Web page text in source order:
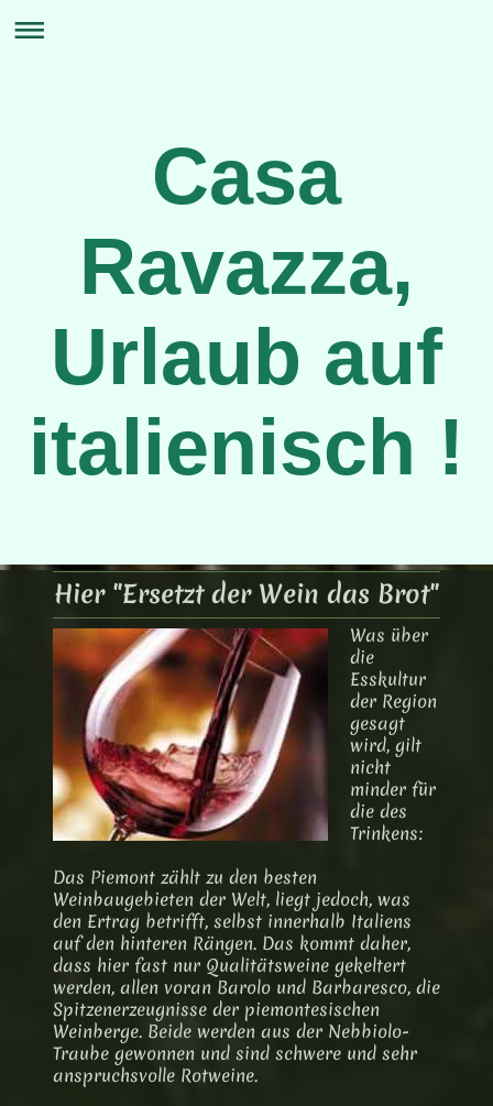
Casa
Ravazza,
Urlaub auf
italienisch !
Hier "Ersetzt der Wein das Brot"
Was über
die
Esskultur
der Region
gesagt
wird, gilt
nicht
minder für
die des
Trinkens:
Das Piemont zählt zu den besten
Weinbaugebieten der Welt, liegt jedoch, was
den Ertrag betrifft, selbst innerhalb Italiens
auf den hinteren Rängen. Das kommt daher,
dass hier fast nur Qualitätsweine gekeltert
werden, allen voran Barolo und Barbaresco, die
Spitzenerzeugnisse der piemontesischen
Weinberge. Beide werden aus der Nebbiolo-
Traube gewonnen und sind schwere und sehr
anspruchsvolle Rotweine.